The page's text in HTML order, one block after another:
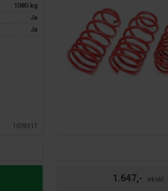
1080 kg
Ja
Ja
1078317
1.647,-